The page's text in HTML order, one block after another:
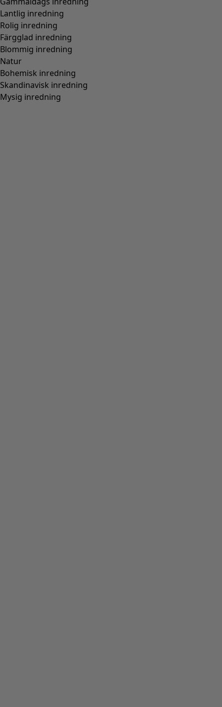
Lantlig inredning
Rolig inredning
Färgglad inredning
Blommig inredning
Natur
Bohemisk inredning
Skandinavisk inredning
Mysig inredning